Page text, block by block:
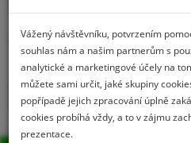
Prihlásenie
Vážený návštěvníku, potvrzením
souhlas nám a našim partnerům s
analytické a marketingové účely na
můžete sami určit, jaké skupiny
popřípadě jejich zpracování úplně
cookies probíhá vždy, a to v zájmu
prezentace.